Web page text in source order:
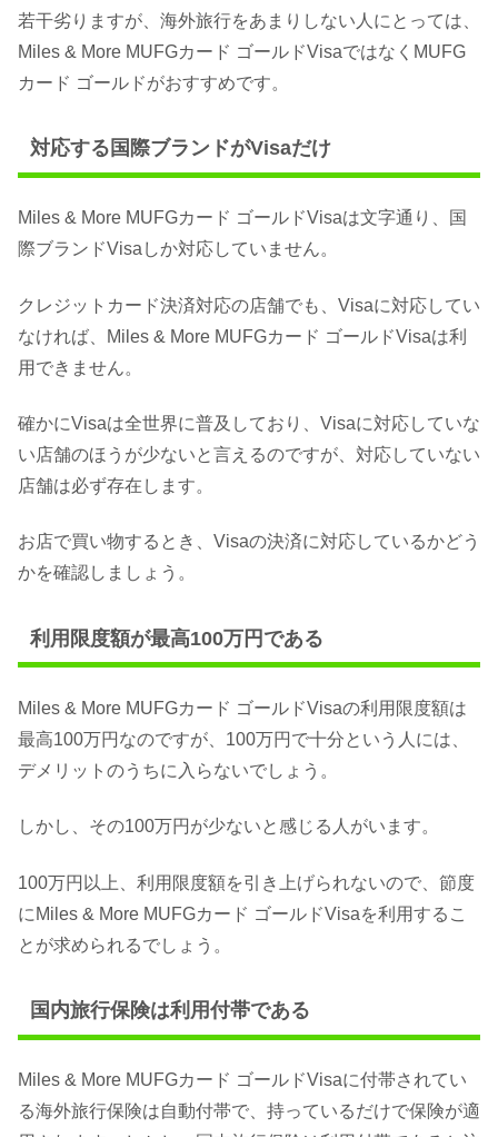
若干劣りますが、海外旅行をあまりしない人にとっては、
Miles & More MUFGカード ゴールドVisaではなくMUFG
カード ゴールドがおすすめです。
対応する国際ブランドがVisaだけ
Miles & More MUFGカード ゴールドVisaは文字通り、国
際ブランドVisaしか対応していません。
クレジットカード決済対応の店舗でも、Visaに対応してい
なければ、Miles & More MUFGカード ゴールドVisaは利
用できません。
確かにVisaは全世界に普及しており、Visaに対応していな
い店舗のほうが少ないと言えるのですが、対応していない
店舗は必ず存在します。
お店で買い物するとき、Visaの決済に対応しているかどう
かを確認しましょう。
利用限度額が最高100万円である
Miles & More MUFGカード ゴールドVisaの利用限度額は
最高100万円なのですが、100万円で十分という人には、
デメリットのうちに入らないでしょう。
しかし、その100万円が少ないと感じる人がいます。
100万円以上、利用限度額を引き上げられないので、節度
にMiles & More MUFGカード ゴールドVisaを利用するこ
とが求められるでしょう。
国内旅行保険は利用付帯である
Miles & More MUFGカード ゴールドVisaに付帯されてい
る海外旅行保険は自動付帯で、持っているだけで保険が適